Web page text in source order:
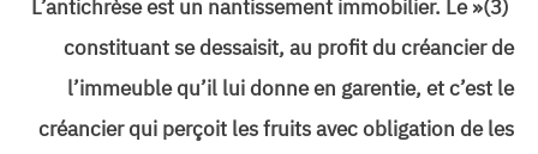
(3)« L’antichrèse est un nantissement immobilier. Le
constituant se dessaisit, au profit du créancier de
l’immeuble qu’il lui donne en garentie, et c’est le
créancier qui perçoit les fruits avec obligation de les